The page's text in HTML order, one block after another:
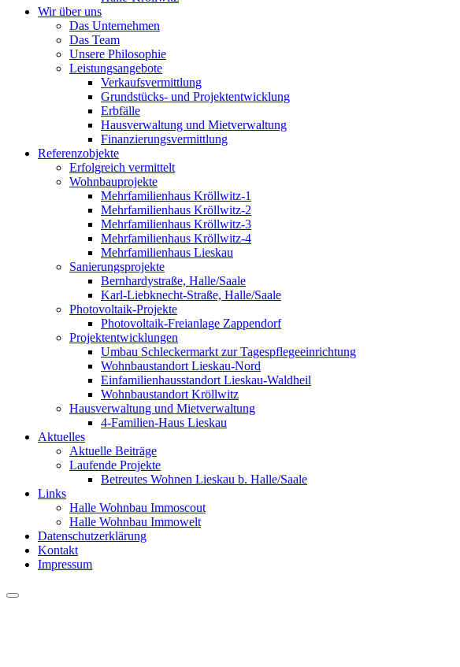
Wir über uns
Das Unternehmen
Das Team
Unsere Philosophie
Leistungsangebote
Verkaufsvermittlung
Grundstücks- und Projektentwicklung
Erbfälle
Hausverwaltung und Mietverwaltung
Finanzierungsvermittlung
Referenzobjekte
Erfolgreich vermittelt
Wohnbauprojekte
Mehrfamilienhaus Kröllwitz-1
Mehrfamilienhaus Kröllwitz-2
Mehrfamilienhaus Kröllwitz-3
Mehrfamilienhaus Kröllwitz-4
Mehrfamilienhaus Lieskau
Sanierungsprojekte
Bernhardystraße, Halle/Saale
Karl-Liebknecht-Straße, Halle/Saale
Photovoltaik-Projekte
Photovoltaik-Freianlage Zappendorf
Projektentwicklungen
Umbau Schleckermarkt zur Tagespflegeeinrichtung
Wohnbaustandort Lieskau-Nord
Einfamilienhausstandort Lieskau-Waldheil
Wohnbaustandort Kröllwitz
Hausverwaltung und Mietverwaltung
4-Familien-Haus Lieskau
Aktuelles
Aktuelle Beiträge
Laufende Projekte
Betreutes Wohnen Lieskau b. Halle/Saale
Links
Halle Wohnbau Immoscout
Halle Wohnbau Immowelt
Datenschutzerklärung
Kontakt
Impressum